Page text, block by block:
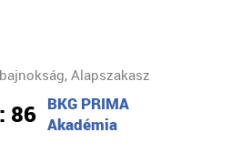
Alapszakasz
86 BKG PRIMA
Akadémia